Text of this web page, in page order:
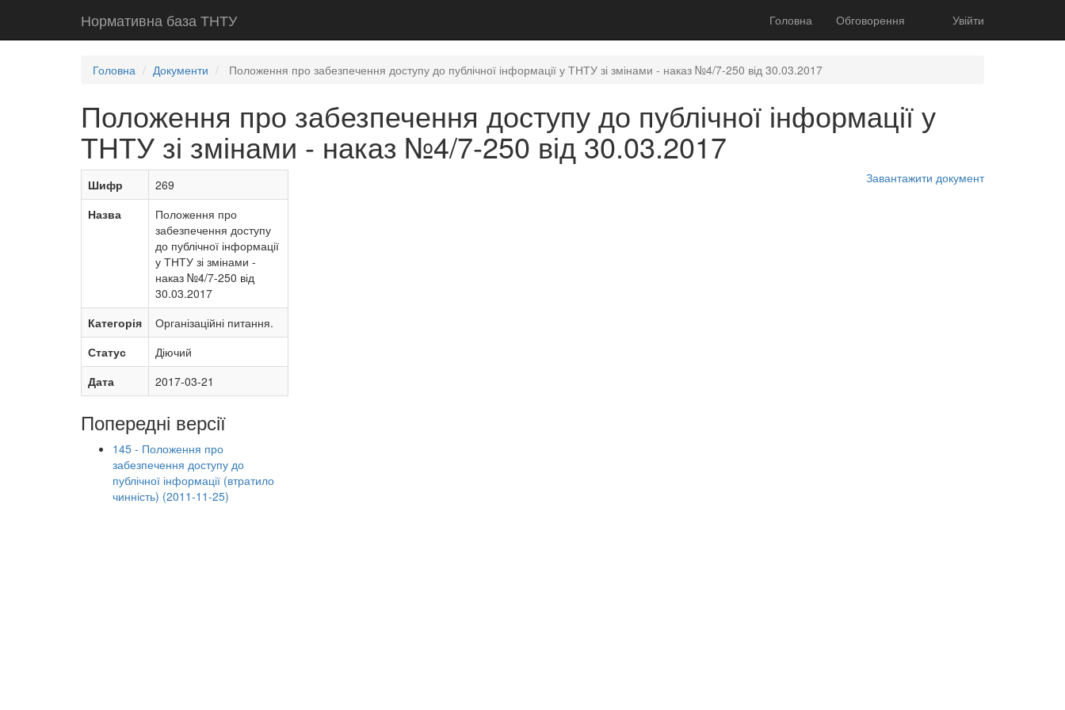
Нормативна база ТНТУ Головна Обговорення Увійти
Головна Документи Положення про забезпечення доступу до публічної інформації у ТНТУ зі змінами - наказ №4/7-250 від 30.03.2017
Положення про забезпечення доступу до публічної інформації у
ТНТУ зі змінами - наказ №4/7-250 від 30.03.2017
Шифр
269
Назва
Положення про
забезпечення доступу
до публічної інформації
у ТНТУ зі змінами -
наказ №4/7-250 від
30.03.2017
Категорія
Організаційні питання.
Статус
Діючий
Дата
2017-03-21
Попередні версії
145 - Положення про
забезпечення доступу до
публічної інформації (втратило
чинність) (2011-11-25)
Завантажити документ